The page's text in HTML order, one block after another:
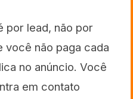
por lead, não por
você não paga cada
no anúncio. Você
em contato